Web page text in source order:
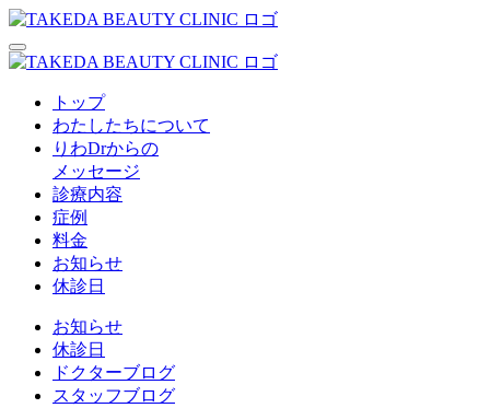
トップ
わたしたちについて
りわDrからの
メッセージ
診療内容
症例
料金
お知らせ
休診日
お知らせ
休診日
ドクターブログ
スタッフブログ